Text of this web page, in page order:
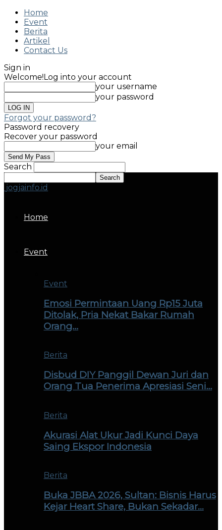
Home
Event
Berita
Artikel
Contact Us
Sign in
Welcome!Log into your account
your username
your password
Forgot your password?
Password recovery
Recover your password
your email
Search
jogjainfo.id
Home
Event
Event
Emosi Permintaan Uang Rp15 Juta
Ditolak, Pria Nekat Bakar Rumah
Orang…
Berita
Disbud DIY Panggil Dewan Juri dan
Orang Tua Penerima Apresiasi Seni…
Berita
Akurasi Alat Ukur Jadi Kunci Daya
Saing Ekspor Indonesia
Berita
Buka JBBA 2026, Sultan: Bisnis Harus
Kejar Heart Share, Bukan Sekadar…